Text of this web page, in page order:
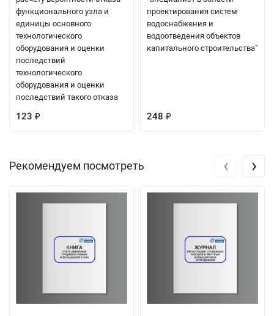
функционального узла и
единицы основного
технологического
оборудования и оценки
последствий
технологического
оборудования и оценки
последствий такого отказа
123 ₽
проектирования систем
водоснабжения и
водоотведения объектов
капитального строительства"
248 ₽
Рекомендуем посмотреть ‹ ›